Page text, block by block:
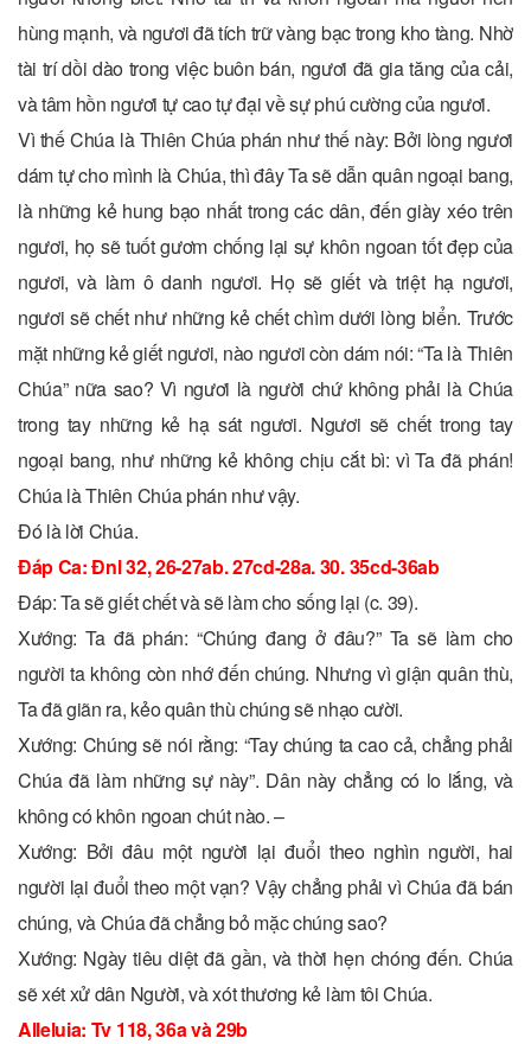
hùng mạnh, và ngươi đã tích trữ vàng bạc trong kho tàng. Nhờ
tài trí dồi dào trong việc buôn bán, ngươi đã gia tăng của cải,
và tâm hồn ngươi tự cao tự đại về sự phú cường của ngươi.
Vì thế Chúa là Thiên Chúa phán như thế này: Bởi lòng ngươi
dám tự cho mình là Chúa, thì đây Ta sẽ dẫn quân ngoại bang,
là những kẻ hung bạo nhất trong các dân, đến giày xéo trên
ngươi, họ sẽ tuốt gươm chống lại sự khôn ngoan tốt đẹp của
ngươi, và làm ô danh ngươi. Họ sẽ giết và triệt hạ ngươi,
ngươi sẽ chết như những kẻ chết chìm dưới lòng biển. Trước
mặt những kẻ giết ngươi, nào ngươi còn dám nói: “Ta là Thiên
Chúa” nữa sao? Vì ngươi là người chứ không phải là Chúa
trong tay những kẻ hạ sát ngươi. Ngươi sẽ chết trong tay
ngoại bang, như những kẻ không chịu cắt bì: vì Ta đã phán!
Chúa là Thiên Chúa phán như vậy.
Ðó là lời Chúa.
Ðáp Ca: Ðnl 32, 26-27ab. 27cd-28a. 30. 35cd-36ab
Ðáp: Ta sẽ giết chết và sẽ làm cho sống lại (c. 39).
Xướng: Ta đã phán: “Chúng đang ở đâu?” Ta sẽ làm cho
người ta không còn nhớ đến chúng. Nhưng vì giận quân thù,
Ta đã giãn ra, kẻo quân thù chúng sẽ nhạo cười.
Xướng: Chúng sẽ nói rằng: “Tay chúng ta cao cả, chẳng phải
Chúa đã làm những sự này”. Dân này chẳng có lo lắng, và
không có khôn ngoan chút nào. –
Xướng: Bởi đâu một người lại đuổi theo nghìn người, hai
người lại đuổi theo một vạn? Vậy chẳng phải vì Chúa đã bán
chúng, và Chúa đã chẳng bỏ mặc chúng sao?
Xướng: Ngày tiêu diệt đã gần, và thời hẹn chóng đến. Chúa
sẽ xét xử dân Người, và xót thương kẻ làm tôi Chúa.
Alleluia: Tv 118, 36a và 29b